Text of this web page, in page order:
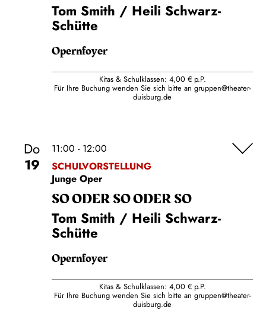
Tom Smith / Heili Schwarz-
Schütte
Opernfoyer
Kitas & Schulklassen: 4,00 € p.P.
Für Ihre Buchung wenden Sie sich bitte an gruppen@theater-
duisburg.de
Do
19
11:00 - 12:00
SCHULVORSTELLUNG
Junge Oper
SO ODER SO ODER SO
Tom Smith / Heili Schwarz-
Schütte
Opernfoyer
Kitas & Schulklassen: 4,00 € p.P.
Für Ihre Buchung wenden Sie sich bitte an gruppen@theater-
duisburg.de